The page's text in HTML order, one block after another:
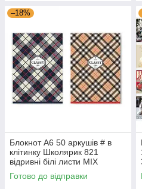
–18%
Блокнот А6 50 аркушів # в
клітинку Школярик 821
відривні білі листи MIX
633437 G-Rich
Готово до відправки